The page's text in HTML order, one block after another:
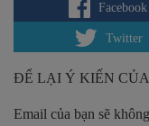
Facebook
Twitter
ĐỂ LẠI Ý KIẾN
Email của bạn sẽ